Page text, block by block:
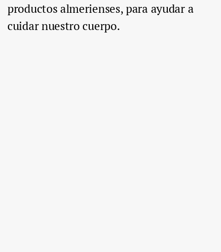
productos almerienses, para ayudar a
cuidar nuestro cuerpo.